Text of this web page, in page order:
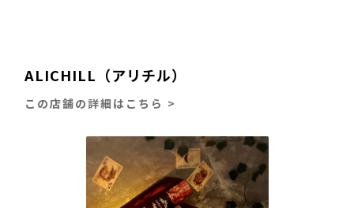
ALICHILL（アリチル）
この店舗の詳細はこちら >